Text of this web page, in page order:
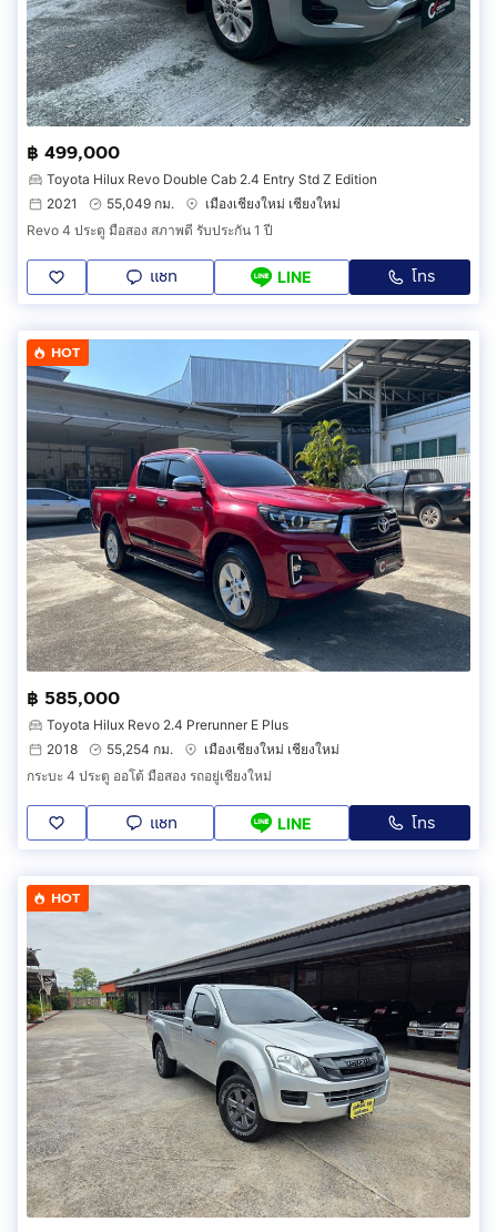
฿ 499,000
Toyota Hilux Revo Double Cab 2.4 Entry Std Z Edition
2021
55,049 กม.
เมืองเชียงใหม่ เชียงใหม่
Revo 4 ประตู มือสอง สภาพดี รับประกัน 1 ปี
แชท LINE โทร
HOT
฿ 585,000
Toyota Hilux Revo 2.4 Prerunner E Plus
2018
55,254 กม.
เมืองเชียงใหม่ เชียงใหม่
กระบะ 4 ประตู ออโต้ มือสอง รถอยู่เชียงใหม่
แชท LINE โทร
HOT